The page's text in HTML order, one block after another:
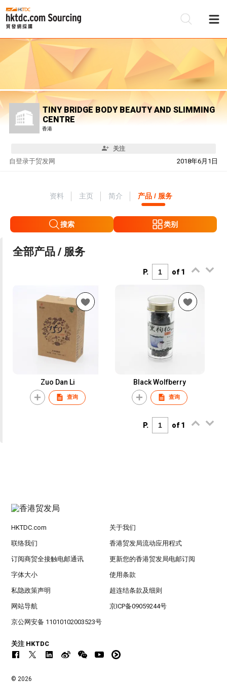
TINY BRIDGE BODY BEAUTY AND SLIMMING
CENTRE
香港
关注
自 2018年6月1日
登录于贸发网
资料 主页 简介 产品 / 服务
搜索 类别
全部产品 / 服务
P. of 1
Zuo Dan Li
查询
Black Wolfberry
查询
P. of 1
HKTDC.com 关于我们
联络我们 香港贸发局流动应用程式
订阅商贸全接触电邮通讯 更新您的香港贸发局电邮订阅
字体大小 使用条款
私隐政策声明 超连结条款及细则
网站导航 京ICP备09059244号
京公网安备 11010102003523号
关注 HKTDC
© 2026